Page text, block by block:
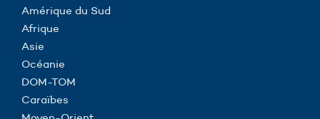
Amérique du Sud
Afrique
Asie
Océanie
DOM-TOM
Caraïbes